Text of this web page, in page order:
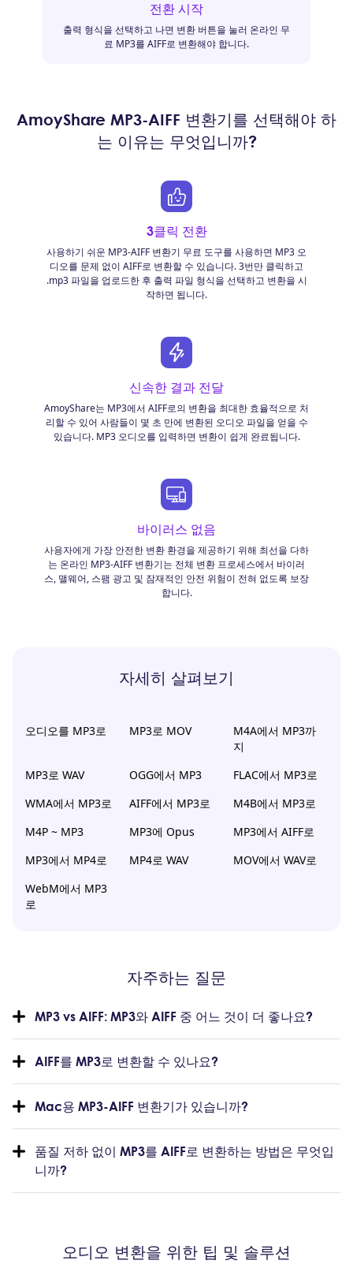
전환 시작
출력 형식을 선택하고 나면 변환 버튼을 눌러 온라인 무
료 MP3를 AIFF로 변환해야 합니다.
AmoyShare MP3-AIFF 변환기를 선택해야 하
는 이유는 무엇입니까?
3클릭 전환
사용하기 쉬운 MP3-AIFF 변환기 무료 도구를 사용하면 MP3 오
디오를 문제 없이 AIFF로 변환할 수 있습니다. 3번만 클릭하고
.mp3 파일을 업로드한 후 출력 파일 형식을 선택하고 변환을 시
작하면 됩니다.
신속한 결과 전달
AmoyShare는 MP3에서 AIFF로의 변환을 최대한 효율적으로 처
리할 수 있어 사람들이 몇 초 만에 변환된 오디오 파일을 얻을 수
있습니다. MP3 오디오를 입력하면 변환이 쉽게 완료됩니다.
바이러스 없음
사용자에게 가장 안전한 변환 환경을 제공하기 위해 최선을 다하
는 온라인 MP3-AIFF 변환기는 전체 변환 프로세스에서 바이러
스, 맬웨어, 스팸 광고 및 잠재적인 안전 위험이 전혀 없도록 보장
합니다.
자세히 살펴보기
오디오를 MP3로 MP3로 MOV
M4A에서 MP3까
지
MP3로 WAV
OGG에서 MP3
FLAC에서 MP3로
WMA에서 MP3로
AIFF에서 MP3로
M4B에서 MP3로
M4P ~ MP3
MP3에 Opus
MP3에서 AIFF로
MP3에서 MP4로
MP4로 WAV
MOV에서 WAV로
WebM에서 MP3
로
자주하는 질문
MP3 vs AIFF: MP3와 AIFF 중 어느 것이 더 좋나요?
AIFF를 MP3로 변환할 수 있나요?
Mac용 MP3-AIFF 변환기가 있습니까?
품질 저하 없이 MP3를 AIFF로 변환하는 방법은 무엇입
니까?
오디오 변환을 위한 팁 및 솔루션